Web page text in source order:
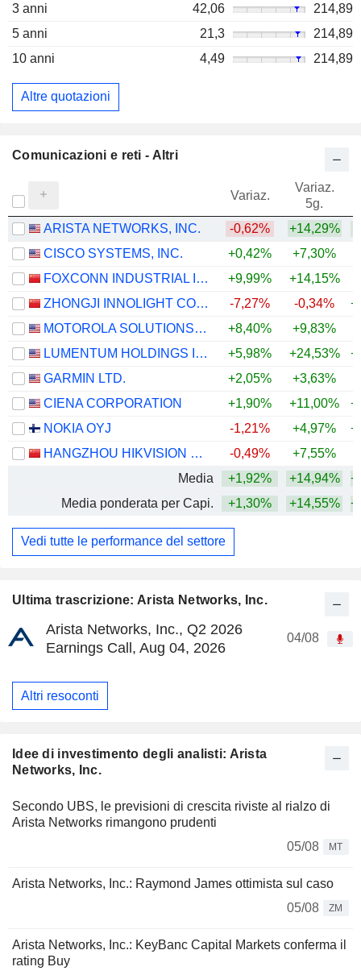
Ultima trascrizione: Arista Networks, Inc.
Arista Networks, Inc., Q2 2026
Earnings Call, Aug 04, 2026
04/08
Altri resoconti
Idee di investimento degli analisti: Arista
Networks, Inc.
Secondo UBS, le previsioni di crescita riviste al rialzo di
Arista Networks rimangono prudenti
05/08
MT
Arista Networks, Inc.: Raymond James ottimista sul caso
05/08
ZM
Arista Networks, Inc.: KeyBanc Capital Markets conferma il
rating Buy
3 anni
42,06
214,89
5 anni
21,3
214,89
10 anni
4,49 214,89
Altre quotazioni
Comunicazioni e reti - Altri
Variaz.
Variaz.
5g.
ARISTA NETWORKS, INC. -0,62% +14,29%
CISCO SYSTEMS, INC.
+0,42% +7,30%
FOXCONN INDUSTRIAL INTERNET CO., LTD.
+9,99% +14,15%
ZHONGJI INNOLIGHT CO., LTD.
-7,27% -0,34%
MOTOROLA SOLUTIONS, INC.
+8,40% +9,83%
LUMENTUM HOLDINGS INC.
+5,98% +24,53%
GARMIN LTD.
+2,05% +3,63%
CIENA CORPORATION
+1,90% +11,00%
NOKIA OYJ
-1,21% +4,97%
HANGZHOU HIKVISION DIGITAL TECHNOLOGY CO., LTD.
-0,49% +7,55%
Media
+1,92% +14,94%
Media ponderata per Capi.
+1,30% +14,55%
Vedi tutte le performance del settore